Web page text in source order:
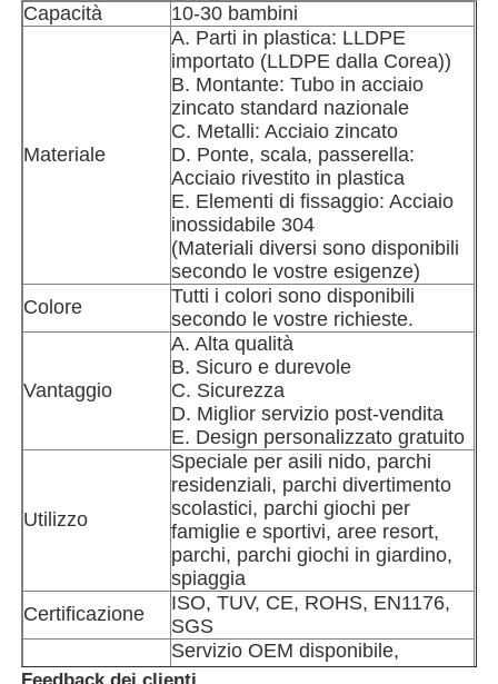
Casi
Richiedi un preventivo
Progettazione del parco giochi
progettazione di parchi acquatici
Parco giochi all'aperto
Diapositive personalizzate per il parco giochi
I bambini scivolano con lo swing
Piccolo set per il parco giochi
Scivolo d'acqua per bambini
Slide idraulico personalizzato
Capacità 10-30 bambini
Materiale
A. Parti in plastica: LLDPE
importato (LLDPE dalla Corea))
B. Montante: Tubo in acciaio
zincato standard nazionale
C. Metalli: Acciaio zincato
D. Ponte, scala, passerella:
Acciaio rivestito in plastica
E. Elementi di fissaggio: Acciaio
inossidabile 304
(Materiali diversi sono disponibili
secondo le vostre esigenze)
Colore
Tutti i colori sono disponibili
secondo le vostre richieste.
Vantaggio
A. Alta qualità
B. Sicuro e durevole
C. Sicurezza
D. Miglior servizio post-vendita
E. Design personalizzato gratuito
Utilizzo
Speciale per asili nido, parchi
residenziali, parchi divertimento
scolastici, parchi giochi per
famiglie e sportivi, aree resort,
parchi, parchi giochi in giardino,
spiaggia
Certificazione
ISO, TUV, CE, ROHS, EN1176,
SGS
Nota
Servizio OEM disponibile,
benvenuti qui per esporre le
Feedback dei clienti